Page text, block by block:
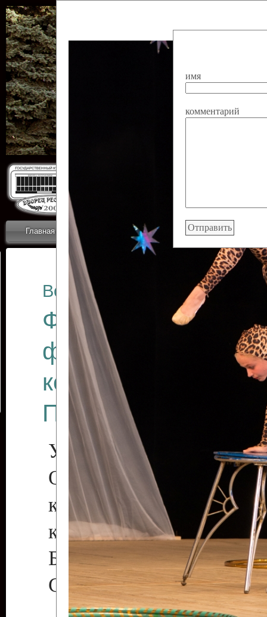
Главная Коллективы Новости
ОТЧЕТЫ ГКЦ
Все отчеты
Финал
фестиваля
коллективов
Приднестровского
имя
комментарий
Участники фестиваля:
Образцовый
коллектив
культуры с.
Бендеры ,
Светлана Георгиевна